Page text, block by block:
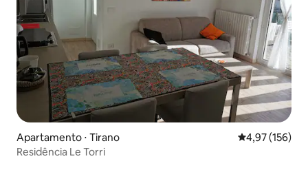
Apartamento ⋅ Tirano 4,97 de uma
4,97 (156)
Residência Le Torri